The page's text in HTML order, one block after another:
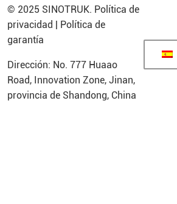
© 2025 SINOTRUK. Política de
privacidad | Política de
garantía
Dirección: No. 777 Huaao
Road, Innovation Zone, Jinan,
provincia de Shandong, China